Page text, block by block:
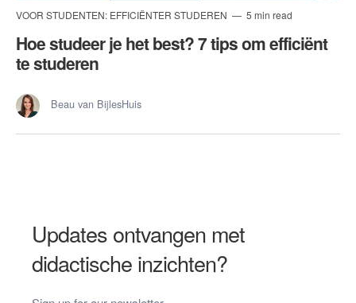
VOOR STUDENTEN: EFFICIËNTER STUDEREN 5 min read
Hoe studeer je het best? 7 tips om efficiënt
te studeren
Beau van BijlesHuis
Updates ontvangen met
didactische inzichten?